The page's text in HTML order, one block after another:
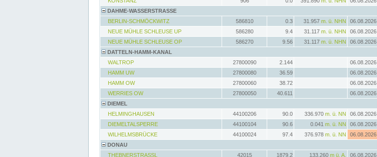
DAHME-WASSERSTRASSE
BERLIN-SCHMÖCKWITZ
586810 0.3 31.957 m. ü. NHN 06.08.2026
NEUE MÜHLE SCHLEUSE UP
586280 9.4 31.117 m. ü. NHN 06.08.2026
NEUE MÜHLE SCHLEUSE OP
586270 9.56 31.117 m. ü. NHN 06.08.2026
DATTELN-HAMM-KANAL
WALTROP
27800090 2.144 06.08.2026
HAMM UW
27800080 36.59 06.08.2026
HAMM OW
27800060 38.72 06.08.2026
WERRIES OW
27800050 40.611 06.08.2026
DIEMEL
HELMINGHAUSEN
44100206 90.0 336.970 m. ü. NN 06.08.2026
DIEMELTALSPERRE
44100104 90.6 0.041 m. ü. NN 06.08.2026
WILHELMSBRÜCKE
44100024 97.4 376.978 m. ü. NN 06.08.2026
DONAU
THEBNERSTRASSL
42015 1879.2 133.260 m ü. A. 06.08.2026